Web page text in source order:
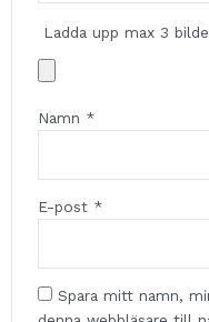
Ladda upp max 3
Namn *
E-post *
Spara mitt namn,